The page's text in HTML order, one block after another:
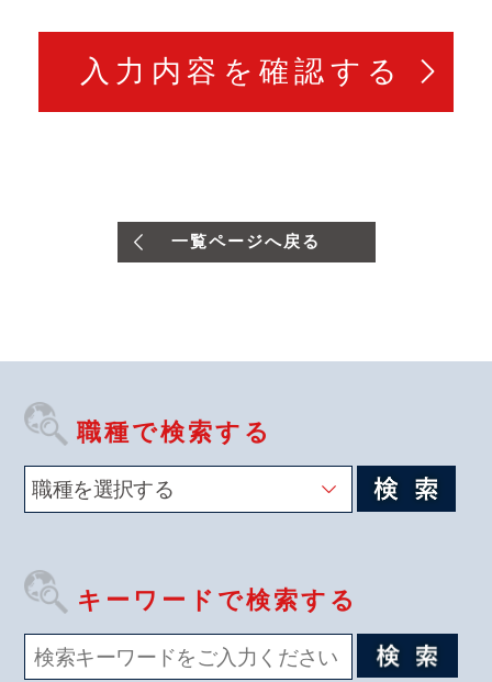
一覧ページへ戻る
職種で検索する
キーワードで検索する